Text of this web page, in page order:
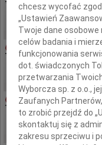
doktor nauk technicznych
smutku Rodzinie składamy
04.08.2026WARSZAWA
Panu Jackowi
sp. z o. o. wyrazy
MAŁGORZATA KOŚCIELSKA
Z głębokim smutkiem
klinicznej dziecka w Polsce,
chcesz wycofać
„Ustawień
Twoje dane
celów badania i
funkcjonowania
dot. świadczonych
przetwarzania
Wyborcza sp. z o.o.,
Zaufanych
to zrobić przejdź do
skontaktuj się z
zakresu sprzeciwu i